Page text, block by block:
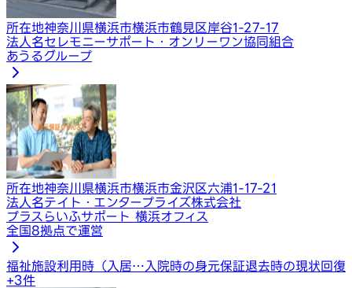
所在地神奈川県横浜市横浜市鶴見区岸谷1-27-17
法人名セレモニーサポート・オンリーワン協同組合
あうるグループ
所在地神奈川県横浜市横浜市金沢区六浦1-17-21
法人名テイト・エンタープライズ株式会社
プラスらいふサポート 横浜オフィス
全国8拠点で運営
福祉施設利用時（入居… 入院時の身元保証退去時の現状回復
+3件